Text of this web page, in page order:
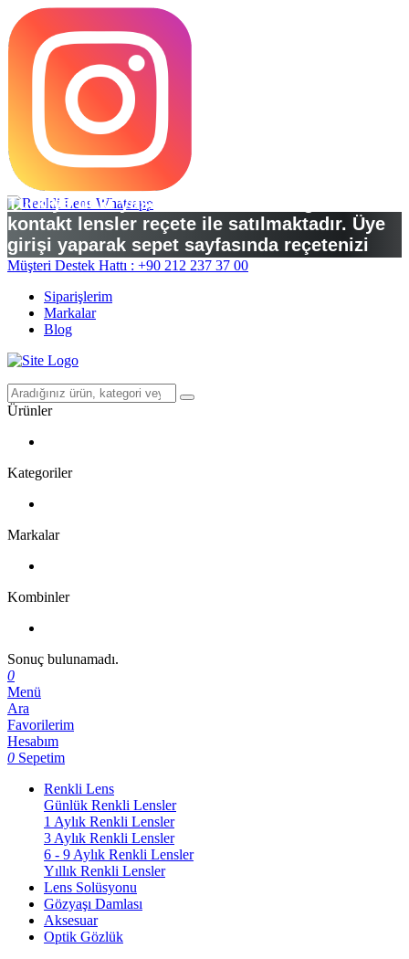
Türkiye’deki yasal düzenlemelere göre
kontakt lensler reçete ile satılmaktadır. Üye
girişi yaparak sepet sayfasında reçetenizi
yükleyebilirsiniz.
Müşteri Destek Hattı : +90 212 237 37 00
Siparişlerim
Markalar
Blog
Ürünler
Kategoriler
Markalar
Kombinler
Sonuç bulunamadı.
0
Menü
Ara
Favorilerim
Hesabım
0 Sepetim
Renkli Lens
Günlük Renkli Lensler
1 Aylık Renkli Lensler
3 Aylık Renkli Lensler
6 - 9 Aylık Renkli Lensler
Yıllık Renkli Lensler
Lens Solüsyonu
Gözyaşı Damlası
Aksesuar
Optik Gözlük